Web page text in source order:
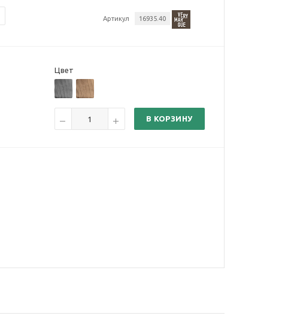
Артикул 16935.40
Цвет
В КОРЗИНУ